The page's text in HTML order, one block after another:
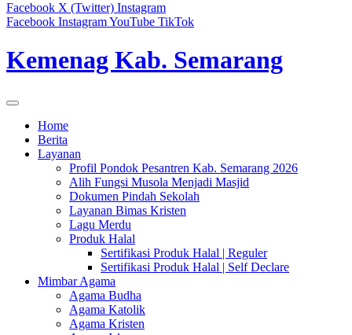
Facebook X (Twitter) Instagram
Facebook InstagramYouTube TikTok
Kemenag Kab. Semarang
Home
Berita
Layanan
Profil Pondok Pesantren Kab. Semarang 2026
Alih Fungsi Musola Menjadi Masjid
Dokumen Pindah Sekolah
Layanan Bimas Kristen
Lagu Merdu
Produk Halal
Sertifikasi Produk Halal | Reguler
Sertifikasi Produk Halal | Self Declare
Mimbar Agama
Agama Budha
Agama Katolik
Agama Kristen